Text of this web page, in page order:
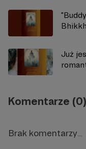
Już
Komentarze (0)
Brak komentarzy...